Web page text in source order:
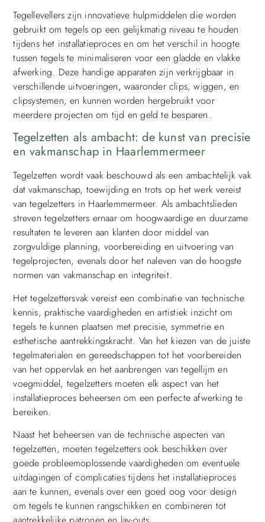
Tegellevellers zijn innovatieve hulpmiddelen die worden
gebruikt om tegels op een gelijkmatig niveau te houden
tijdens het installatieproces en om het verschil in hoogte
tussen tegels te minimaliseren voor een gladde en vlakke
afwerking. Deze handige apparaten zijn verkrijgbaar in
verschillende uitvoeringen, waaronder clips, wiggen, en
clipsystemen, en kunnen worden hergebruikt voor
meerdere projecten om tijd en geld te besparen.
Tegelzetten als ambacht: de kunst van precisie
en vakmanschap in Haarlemmermeer
Tegelzetten wordt vaak beschouwd als een ambachtelijk vak
dat vakmanschap, toewijding en trots op het werk vereist
van tegelzetters in Haarlemmermeer. Als ambachtslieden
streven tegelzetters ernaar om hoogwaardige en duurzame
resultaten te leveren aan klanten door middel van
zorgvuldige planning, voorbereiding en uitvoering van
tegelprojecten, evenals door het naleven van de hoogste
normen van vakmanschap en integriteit.
Het tegelzettersvak vereist een combinatie van technische
kennis, praktische vaardigheden en artistiek inzicht om
tegels te kunnen plaatsen met precisie, symmetrie en
esthetische aantrekkingskracht. Van het kiezen van de juiste
tegelmaterialen en gereedschappen tot het voorbereiden
van het oppervlak en het aanbrengen van tegellijm en
voegmiddel, tegelzetters moeten elk aspect van het
installatieproces beheersen om een perfecte afwerking te
bereiken.
Naast het beheersen van de technische aspecten van
tegelzetten, moeten tegelzetters ook beschikken over
goede probleemoplossende vaardigheden om eventuele
uitdagingen of complicaties tijdens het installatieproces
aan te kunnen, evenals over een goed oog voor design
om tegels te kunnen rangschikken en combineren tot